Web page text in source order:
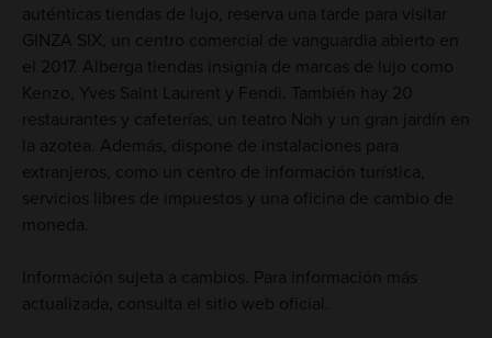
auténticas tiendas de lujo, reserva una tarde para visitar
GINZA SIX, un centro comercial de vanguardia abierto en
el 2017. Alberga tiendas insignia de marcas de lujo como
Kenzo, Yves Saint Laurent y Fendi. También hay 20
restaurantes y cafeterías, un teatro Noh y un gran jardín en
la azotea. Además, dispone de instalaciones para
extranjeros, como un centro de información turística,
servicios libres de impuestos y una oficina de cambio de
moneda.
Información sujeta a cambios. Para información más
actualizada, consulta el sitio web oficial.